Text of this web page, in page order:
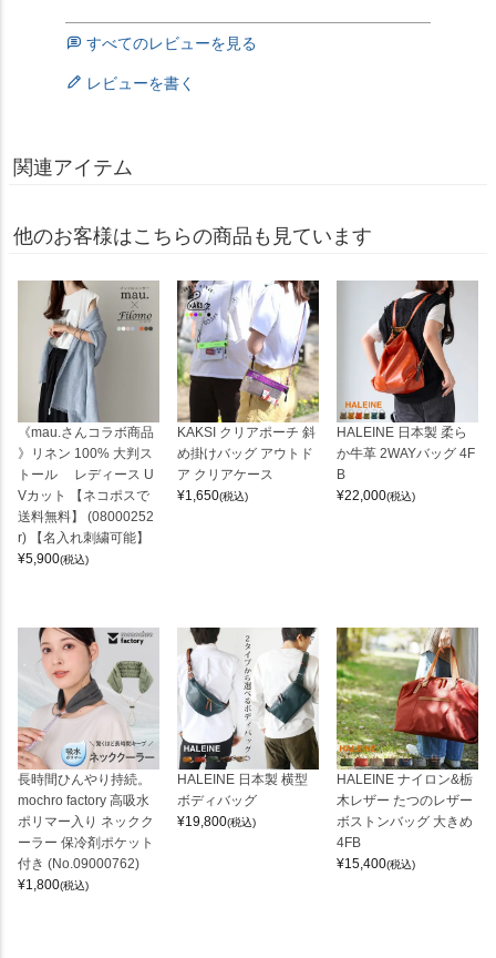
すべてのレビューを見る
レビューを書く
関連アイテム
他のお客様はこちらの商品も見ています
《mau.さんコラボ商品
》リネン 100% 大判ス
トール レディース U
Vカット 【ネコポスで
送料無料】 (08000252
r) 【名入れ刺繍可能】
¥5,900(税込)
KAKSI クリアポーチ 斜
め掛けバッグ アウトド
ア クリアケース
¥1,650(税込)
HALEINE 日本製 柔ら
か牛革 2WAYバッグ 4F
B
¥22,000(税込)
長時間ひんやり持続。
mochro factory 高吸水
ポリマー入り ネックク
ーラー 保冷剤ポケット
付き (No.09000762)
¥1,800(税込)
HALEINE 日本製 横型
ボディバッグ
¥19,800(税込)
HALEINE ナイロン&栃
木レザー たつのレザー
ボストンバッグ 大きめ
4FB
¥15,400(税込)